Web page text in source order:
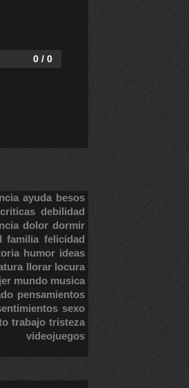
0 / 0
ayuda besos
criticas debilidad
dolor dormir
familia felicidad
humor ideas
llorar locura
mundo musica
pensamientos
sexo
trabajo tristeza
videojuegos